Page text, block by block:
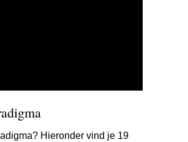
Hieronder vind je 19